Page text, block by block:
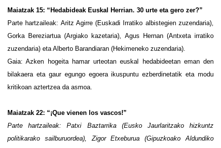
Maiatzak 15: “Hedabideak Euskal Herrian. 30 urte eta gero zer?”
Parte hartzaileak: Aritz Agirre (Euskadi Irratiko albistegien zuzendaria),
Gorka Bereziartua (Argiako kazetaria), Agus Hernan (Antxeta irratiko
zuzendaria) eta Alberto Barandiaran (Hekimeneko zuzendaria).
Gaia: Azken hogeita hamar urteotan euskal hedabideetan eman den
bilakaera eta gaur egungo egoera ikuspuntu ezberdinetatik eta modu
kritikoan aztertzea da asmoa.
Maiatzak 22: “¡Que vienen los vascos!”
Parte hartzaileak: Patxi Baztarrika (Eusko Jaurlaritzako hizkuntz
politikarako sailburuordea), Zigor Etxeburua (Gipuzkoako Aldundiko